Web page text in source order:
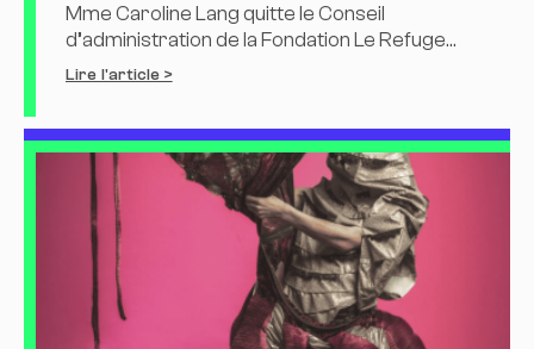
Mme Caroline Lang quitte le Conseil
d’administration de la Fondation Le Refuge...
Lire l'article >